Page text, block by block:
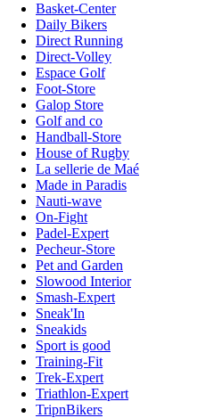
Basket-Center
Daily Bikers
Direct Running
Direct-Volley
Espace Golf
Foot-Store
Galop Store
Golf and co
Handball-Store
House of Rugby
La sellerie de Maé
Made in Paradis
Nauti-wave
On-Fight
Padel-Expert
Pecheur-Store
Pet and Garden
Slowood Interior
Smash-Expert
Sneak'In
Sneakids
Sport is good
Training-Fit
Trek-Expert
Triathlon-Expert
TripnBikers